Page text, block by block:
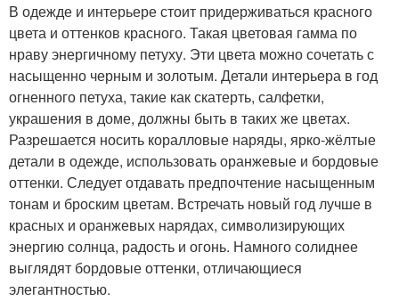
В одежде и интерьере стоит придерживаться красного
цвета и оттенков красного. Такая цветовая гамма по
нраву энергичному петуху. Эти цвета можно сочетать с
насыщенно черным и золотым. Детали интерьера в год
огненного петуха, такие как скатерть, салфетки,
украшения в доме, должны быть в таких же цветах.
Разрешается носить коралловые наряды, ярко-жёлтые
детали в одежде, использовать оранжевые и бордовые
оттенки. Следует отдавать предпочтение насыщенным
тонам и броским цветам. Встречать новый год лучше в
красных и оранжевых нарядах, символизирующих
энергию солнца, радость и огонь. Намного солиднее
выглядят бордовые оттенки, отличающиеся
элегантностью.